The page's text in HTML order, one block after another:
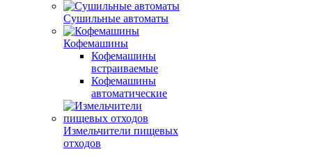
Сушильные автоматы
Кофемашины
Кофемашины
встраиваемые
Кофемашины
автоматические
Измельчители пищевых
отходов